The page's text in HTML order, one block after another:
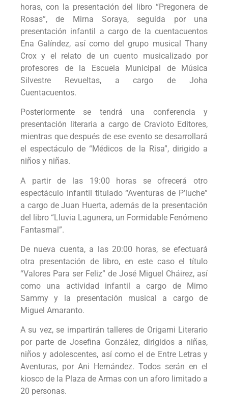
horas, con la presentación del libro “Pregonera de
Rosas”, de Mirna Soraya, seguida por una
presentación infantil a cargo de la cuentacuentos
Ena Galíndez, así como del grupo musical Thany
Crox y el relato de un cuento musicalizado por
profesores de la Escuela Municipal de Música
Silvestre Revueltas, a cargo de Joha
Cuentacuentos.
Posteriormente se tendrá una conferencia y
presentación literaria a cargo de Cravioto Editores,
mientras que después de ese evento se desarrollará
el espectáculo de “Médicos de la Risa”, dirigido a
niños y niñas.
A partir de las 19:00 horas se ofrecerá otro
espectáculo infantil titulado “Aventuras de P’luche”
a cargo de Juan Huerta, además de la presentación
del libro “Lluvia Lagunera, un Formidable Fenómeno
Fantasmal”.
De nueva cuenta, a las 20:00 horas, se efectuará
otra presentación de libro, en este caso el título
“Valores Para ser Feliz” de José Miguel Cháirez, así
como una actividad infantil a cargo de Mimo
Sammy y la presentación musical a cargo de
Miguel Amaranto.
A su vez, se impartirán talleres de Origami Literario
por parte de Josefina González, dirigidos a niñas,
niños y adolescentes, así como el de Entre Letras y
Aventuras, por Ani Hernández. Todos serán en el
kiosco de la Plaza de Armas con un aforo limitado a
20 personas.